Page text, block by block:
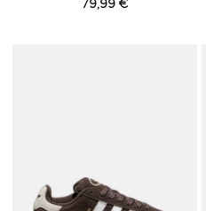
79,99 €